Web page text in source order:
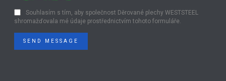
Souhlasím s tím, aby společnost Děrované plechy WESTSTEEL
shromažďovala mé údaje prostřednictvím tohoto formuláře.
SEND MESSAGE